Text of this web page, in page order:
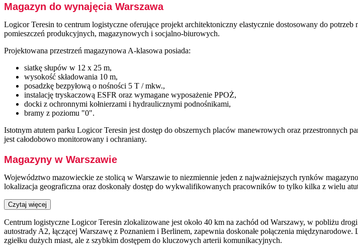
Magazyn do wynajęcia Warszawa
Logicor Teresin to centrum logistyczne oferujące projekt architektoniczny elastycznie dostosowany do
pomieszczeń produkcyjnych, magazynowych i socjalno-biurowych.
Projektowana przestrzeń magazynowa A-klasowa posiada:
siatkę słupów w 12 x 25 m,
wysokość składowania 10 m,
posadzkę bezpyłową o nośności 5 T / mkw.,
instalację tryskaczową ESFR oraz wymagane wyposażenie PPOŻ,
docki z ochronnymi kołnierzami i hydraulicznymi podnośnikami,
bramy z poziomu "0".
Istotnym atutem parku Logicor Teresin jest dostęp do obszernych placów manewrowych oraz przestronnych
jest całodobowo monitorowany i ochraniany.
Magazyny w Warszawie
Województwo mazowieckie ze stolicą w Warszawie to niezmiennie jeden z najważniejszych rynków
lokalizacja geograficzna oraz doskonały dostęp do wykwalifikowanych pracowników to tylko kilka z wielu
Czytaj więcej
Centrum logistyczne Logicor Teresin zlokalizowane jest około 40 km na zachód od Warszawy, w pobliżu
autostrady A2, łączącej Warszawę z Poznaniem i Berlinem, zapewnia doskonałe połączenia
zgiełku dużych miast, ale z szybkim dostępem do kluczowych arterii komunikacyjnych.